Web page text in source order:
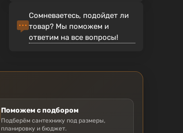
Сомневаетесь, подойдет ли
товар? Мы поможем и
ответим на все вопросы!
Поможем с подбором
Подберём сантехнику под размеры,
планировку и бюджет.